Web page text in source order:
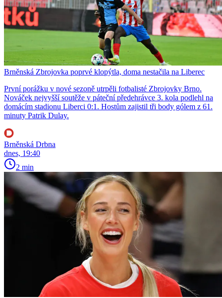
Brněnská Zbrojovka poprvé klopýtla, doma nestačila na Liberec
První porážku v nové sezoně utrpěli fotbalisté Zbrojovky Brno.
Nováček nejvyšší soutěže v páteční předehrávce 3. kola podlehl na
domácím stadionu Liberci 0:1. Hostům zajistil tři body gólem z 61.
minuty Patrik Dulay.
Brněnská Drbna
dnes, 19:40
2 min